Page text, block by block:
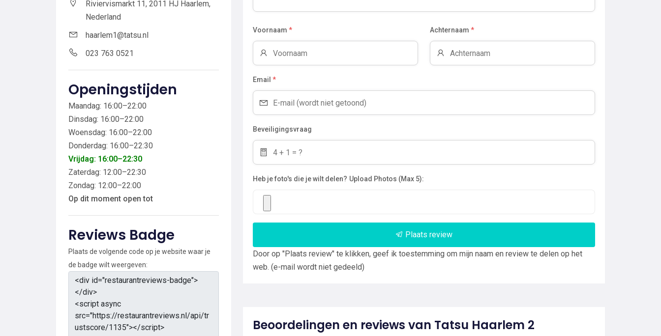
Riviervismarkt 11, 2011 HJ Haarlem,
Nederland
haarlem1@tatsu.nl
023 763 0521
Openingstijden
Maandag: 16:00–22:00
Dinsdag: 16:00–22:00
Woensdag: 16:00–22:00
Donderdag: 16:00–22:30
Vrijdag: 16:00–22:30
Zaterdag: 12:00–22:30
Zondag: 12:00–22:00
Op dit moment open tot
Reviews Badge
Plaats de volgende code op je website waar je
de badge wilt weergeven:
Voornaam * Achternaam *
Email *
Beveiligingsvraag
Heb je foto's die je wilt delen? Upload Photos (Max 5):
Plaats review
Door op "Plaats review" te klikken, geef ik toestemming om mijn naam en review te delen op het
web. (e-mail wordt niet gedeeld)
Beoordelingen en reviews van Tatsu Haarlem 2